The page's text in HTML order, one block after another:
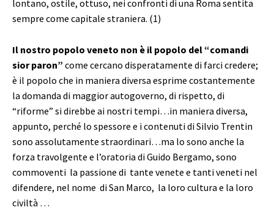
lontano, ostile, ottuso, nei confronti di una Roma sentita
sempre come capitale straniera. (1)
Il nostro popolo veneto non è il popolo del “comandi
sior paron” come cercano disperatamente di farci credere;
è il popolo che in maniera diversa esprime costantemente
la domanda di maggior autogoverno, di rispetto, di
“riforme” si direbbe ai nostri tempi…in maniera diversa,
appunto, perché lo spessore e i contenuti di Silvio Trentin
sono assolutamente straordinari…ma lo sono anche la
forza travolgente e l’oratoria di Guido Bergamo, sono
commoventi la passione di tante venete e tanti veneti nel
difendere, nel nome di San Marco, la loro cultura e la loro
civiltà …